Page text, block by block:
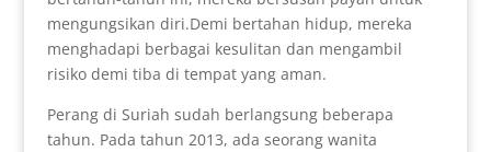
mengungsikan diri.Demi bertahan hidup, mereka
menghadapi berbagai kesulitan dan mengambil
risiko demi tiba di tempat yang aman.
Perang di Suriah sudah berlangsung beberapa
tahun. Pada tahun 2013, ada seorang wanita